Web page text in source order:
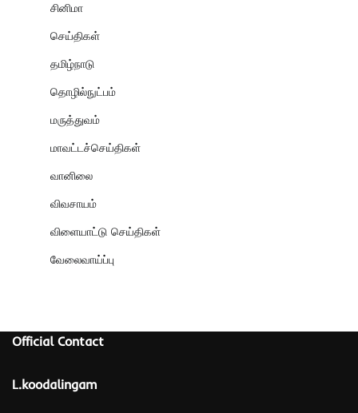
சினிமா
செய்திகள்
தமிழ்நாடு
தொழில்நுட்பம்
மருத்துவம்
மாவட்டச்செய்திகள்
வானிலை
விவசாயம்
விளையாட்டு செய்திகள்
வேலைவாய்ப்பு
Official Contact
L.koodalingam